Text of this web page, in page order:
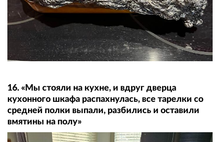
16. «Мы стояли на кухне, и вдруг дверца
кухонного шкафа распахнулась, все тарелки со
средней полки выпали, разбились и оставили
вмятины на полу»